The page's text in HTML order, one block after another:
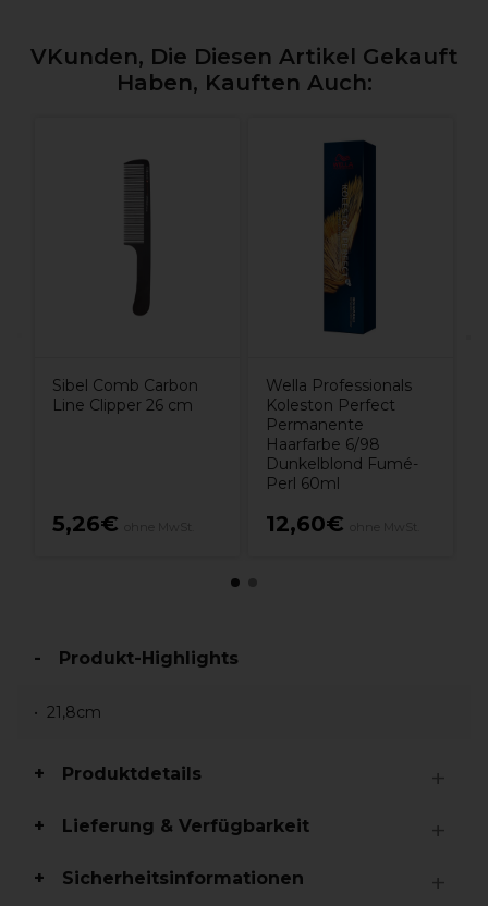
VKunden, Die Diesen Artikel Gekauft
Haben, Kauften Auch:
Sibel Comb Carbon
Line Clipper 26 cm
5,26€
Wella Professionals
Koleston Perfect
Permanente
Haarfarbe 6/98
Dunkelblond Fumé-
Perl 60ml
12,60€
Produkt-Highlights
21,8cm
Produktdetails
Lieferung & Verfügbarkeit
Sicherheitsinformationen